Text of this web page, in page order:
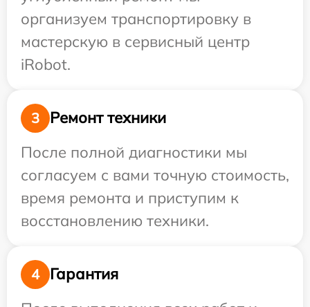
организуем транспортировку в
мастерскую в сервисный центр
iRobot.
3
Ремонт техники
После полной диагностики мы
согласуем с вами точную стоимость,
время ремонта и приступим к
восстановлению техники.
4
Гарантия